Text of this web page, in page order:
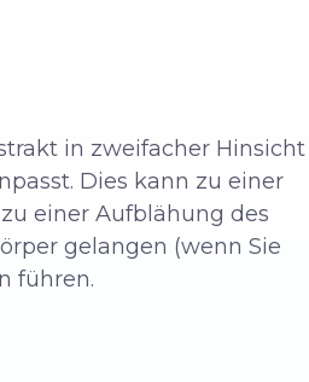
in zweifacher Hinsicht
Dies kann zu einer
einer Aufblähung des
gelangen (wenn Sie
führen.